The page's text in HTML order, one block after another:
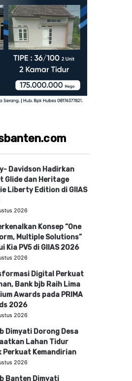
Davidson Hadirkan
Glide dan Heritage
Liberty Edition di GIIAS
2026
Konsep “One
Multiple Solutions”
Kia PV5 di GIIAS 2026
2026
Digital Perkuat
Bank bjb Raih Lima
Awards pada PRIMA
2026
2026
Dimyati Dorong Desa
Lahan Tidur
Perkuat Kemandirian
2026
Banten Dimyati